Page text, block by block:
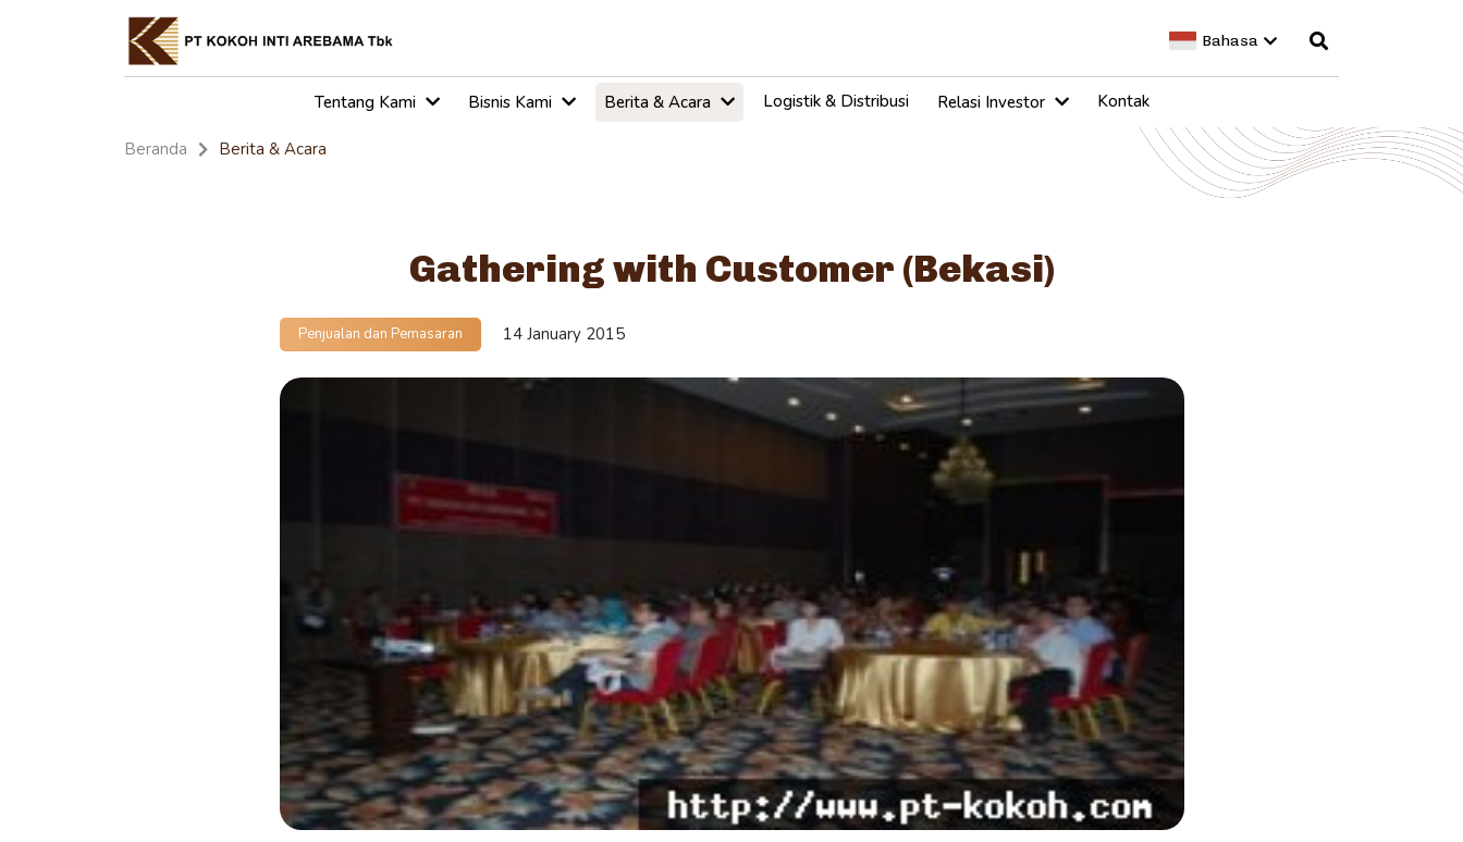
Bahasa
Tentang Kami Bisnis Kami Berita & Acara Logistik & Distribusi Relasi Investor Kontak
Beranda Berita & Acara
Gathering with Customer (Bekasi)
Penjualan dan Pemasaran 14 January 2015